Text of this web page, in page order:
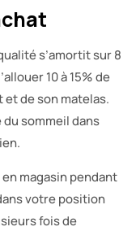
s’amortit sur 8
10 à 15% de
et de son matelas.
sommeil dans
magasin pendant
votre position
fois de